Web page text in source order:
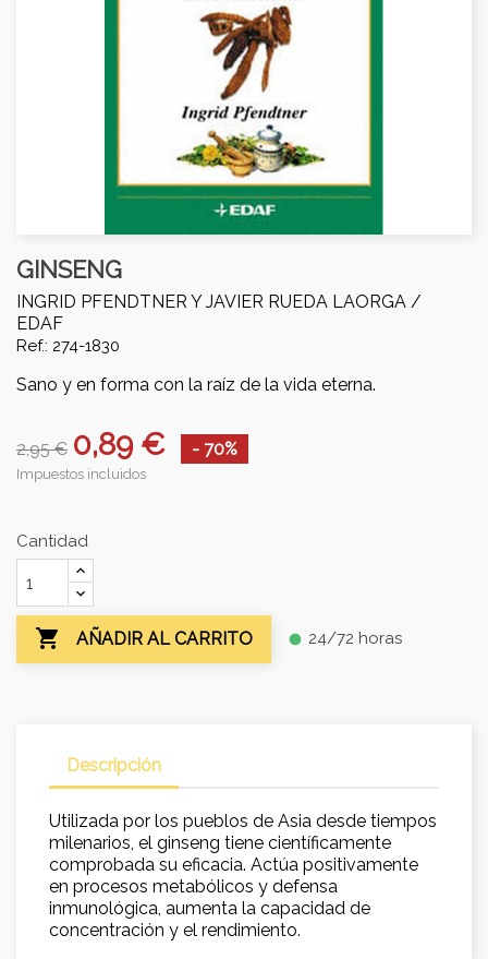
GINSENG
INGRID PFENDTNER Y JAVIER RUEDA LAORGA /
EDAF
Ref.: 274-1830
Sano y en forma con la raíz de la vida eterna.
2,95 € 0,89 € - 70%
Impuestos incluidos
Cantidad
 AÑADIR AL CARRITO fiber_manual_record 24/72 horas
Descripción
Utilizada por los pueblos de Asia desde tiempos
milenarios, el ginseng tiene científicamente
comprobada su eficacia. Actúa positivamente
en procesos metabólicos y defensa
inmunológica, aumenta la capacidad de
concentración y el rendimiento.